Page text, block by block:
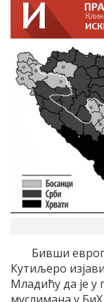
Бивши
Кутиљеро
Младићу да је у